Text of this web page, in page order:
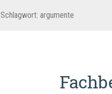
Schlagwort: argumente